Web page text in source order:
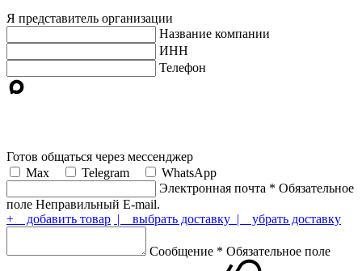
Я представитель организации
Название компании
ИНН
Телефон
Готов общаться через мессенджер
Max
Telegram
WhatsApp
Электронная почта * Обязательное
поле Неправильный E-mail.
+ добавить товар | выбрать доставку | убрать доставку
Сообщение * Обязательное поле